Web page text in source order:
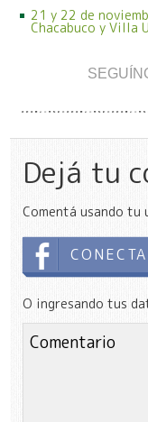
21 y 22 de
Chacabuco y Villa
Dejá tu
Comentá usando tu
O ingresando tus